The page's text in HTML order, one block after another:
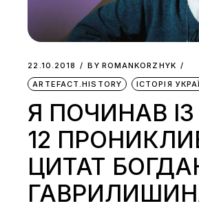
22.10.2018 BY ROMANKORZHYK
ARTEFACT.HISTORY
ІСТОРІЯ
Я ПОЧИНАВ ІЗ
12
ЦИТАТ